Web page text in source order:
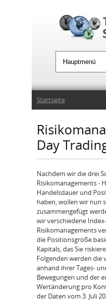
Sie sind hier
Startseite
Day
Nachdem wir die drei
Risikomanagements -
Handelsdauer und
haben, wollen wir nun
zusammengefügt
wir verschiedene
Risikomanagements
die Positionsgröße
Kapitals, das Sie
Folgenden werden die
anhand ihrer Tages-
Bewegungen und der
Wertänderung pro
der Daten vom 3. Juli